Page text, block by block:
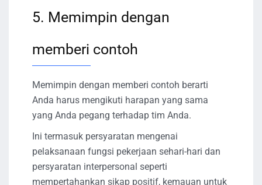
5. Memimpin dengan
memberi contoh
Memimpin dengan memberi contoh berarti
Anda harus mengikuti harapan yang sama
yang Anda pegang terhadap tim Anda.
Ini termasuk persyaratan mengenai
pelaksanaan fungsi pekerjaan sehari-hari dan
persyaratan interpersonal seperti
mempertahankan sikap positif, kemauan untuk